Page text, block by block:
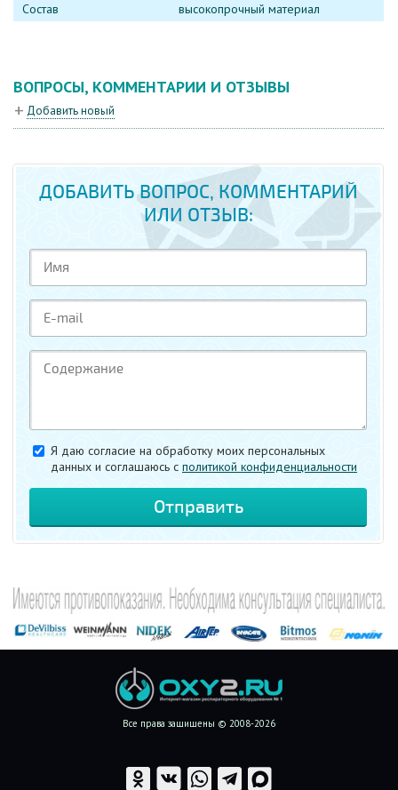
Состав
высокопрочный материал
ВОПРОСЫ, КОММЕНТАРИИ И ОТЗЫВЫ
Добавить новый
ДОБАВИТЬ ВОПРОС, КОММЕНТАРИЙ
ИЛИ ОТЗЫВ:
Я даю согласие на обработку моих персональных
данных и соглашаюсь c политикой конфиденциальности
Все права защищены © 2008-2026